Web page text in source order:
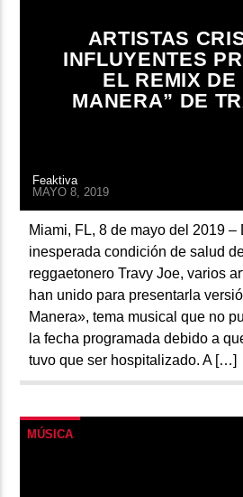
ARTISTAS
INFLUYENTES
EL REMIX DE
MANERA” DE
Feaktiva
MAYO 8, 2019
Miami, FL, 8 de mayo del 2019 –
inesperada condición de salud
reggaetonero Travy Joe, varios
han unido para presentarla
Manera», tema musical que no
la fecha programada debido a
tuvo que ser hospitalizado. A […]
MÚSICA